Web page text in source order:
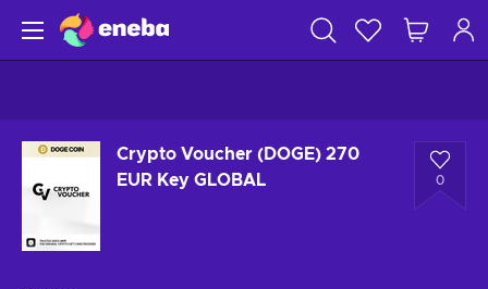
Crypto Voucher (DOGE) 270
EUR Key GLOBAL
0